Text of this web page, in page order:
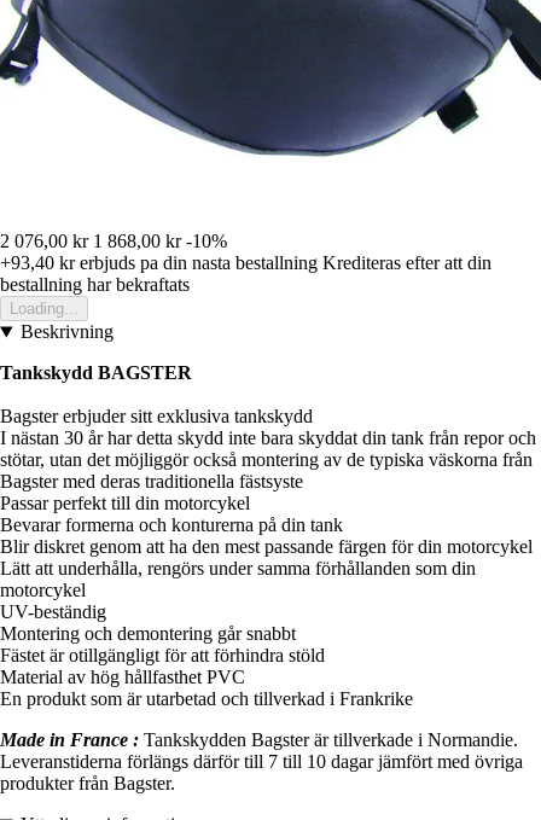
2 076,00 kr 1 868,00 kr -10%
+93,40 krerbjuds pa din nasta bestallning Krediteras efter att din
bestallning har bekraftats
Loading...
Beskrivning
Tankskydd BAGSTER
Bagster erbjuder sitt exklusiva tankskydd
I nästan 30 år har detta skydd inte bara skyddat din tank från repor och
stötar, utan det möjliggör också montering av de typiska väskorna från
Bagster med deras traditionella fästsyste
Passar perfekt till din motorcykel
Bevarar formerna och konturerna på din tank
Blir diskret genom att ha den mest passande färgen för din motorcykel
Lätt att underhålla, rengörs under samma förhållanden som din
motorcykel
UV-beständig
Montering och demontering går snabbt
Fästet är otillgängligt för att förhindra stöld
Material av hög hållfasthet PVC
En produkt som är utarbetad och tillverkad i Frankrike
Made in France : Tankskydden Bagster är tillverkade i Normandie.
Leveranstiderna förlängs därför till 7 till 10 dagar jämfört med övriga
produkter från Bagster.